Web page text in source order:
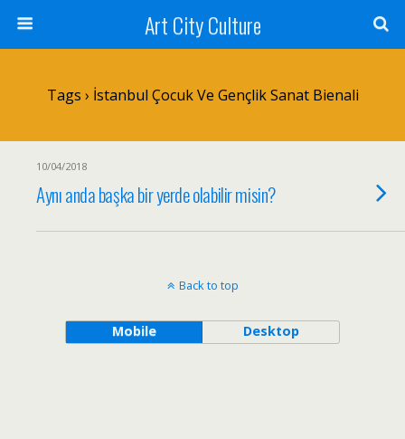
Art City Culture
Tags › İstanbul Çocuk Ve Gençlik Sanat Bienali
10/04/2018
Aynı anda başka bir yerde olabilir misin?
Back to top
Mobile Desktop